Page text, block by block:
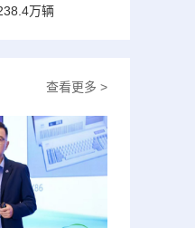
万辆
查看更多 >